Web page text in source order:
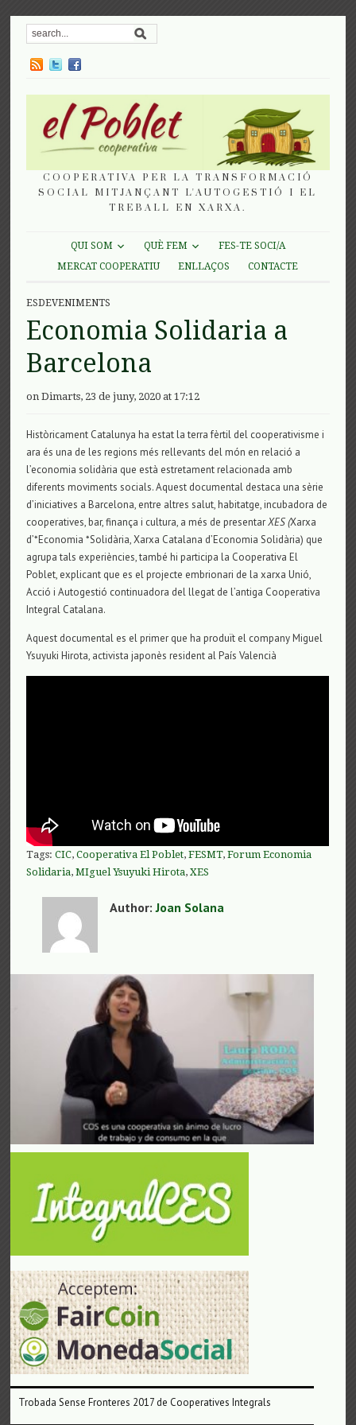
COOPERATIVA PER LA TRANSFORMACIÓ
SOCIAL MITJANÇANT L'AUTOGESTIÓ I EL
TREBALL EN XARXA.
QUI SOM QUÈ FEM
FES-TE SOCI/A
MERCAT COOPERATIU
ENLLAÇOS CONTACTE
ESDEVENIMENTS
Economia Solidaria a
Barcelona
on Dimarts, 23 de juny, 2020 at 17:12
Històricament Catalunya ha estat la terra fèrtil del cooperativisme i
ara és una de les regions més rellevants del món en relació a
l’economia solidària que està estretament relacionada amb
diferents moviments socials. Aquest documental destaca una sèrie
d’iniciatives a Barcelona, entre altres salut, habitatge, incubadora de
cooperatives, bar, finança i cultura, a més de presentarXES (Xarxa
d’*Economia *Solidària, Xarxa Catalana d’Economia Solidària) que
agrupa tals experiències, també hi participa la Cooperativa El
Poblet, explicant que es el projecte embrionari de la xarxa Unió,
Acció i Autogestió continuadora del llegat de l’antiga Cooperativa
Integral Catalana.
Aquest documental es el primer que ha produït el company Miguel
Ysuyuki Hirota, activista japonès resident al País Valencià
Tags:CIC,Cooperativa El Poblet,FESMT,Forum Economia
Solidaria,MIguel Ysuyuki Hirota,XES
Author:Joan Solana
Trobada Sense Fronteres 2017 de Cooperatives Integrals